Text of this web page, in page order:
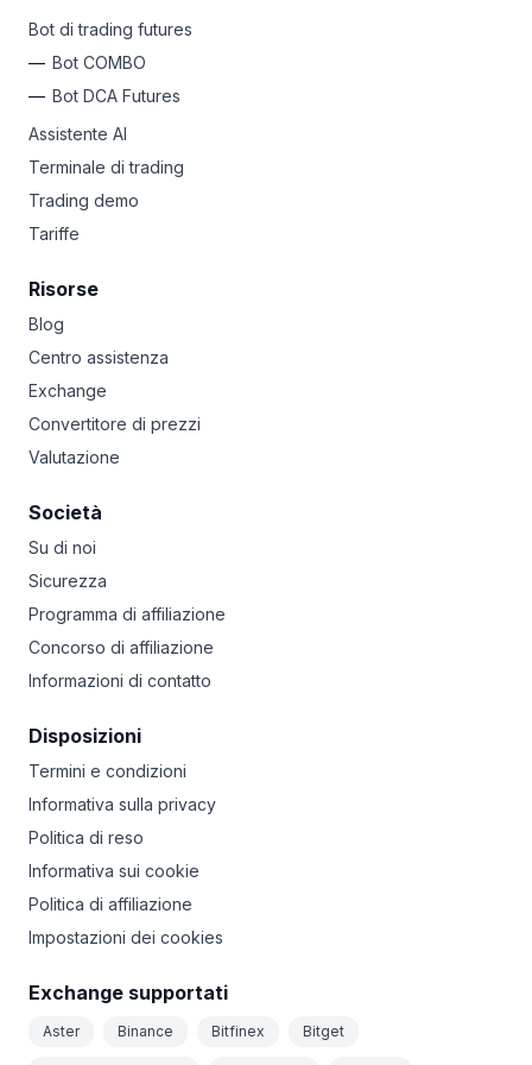
di lancio verso le ricchezze delle criptovalute.
Bot di trading futures
Bot COMBO
Bot DCA Futures
Assistente AI
Terminale di trading
Trading demo
Tariffe
Risorse
Blog
Centro assistenza
Exchange
Convertitore di prezzi
Valutazione
Società
Su di noi
Sicurezza
Programma di affiliazione
Concorso di affiliazione
Informazioni di contatto
Disposizioni
Termini e condizioni
Informativa sulla privacy
Politica di reso
Informativa sui cookie
Politica di affiliazione
Impostazioni dei cookies
Exchange supportati
Aster Binance Bitfinex Bitget